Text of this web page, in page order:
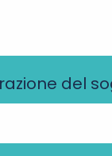
del
assistente
aiutarvi.